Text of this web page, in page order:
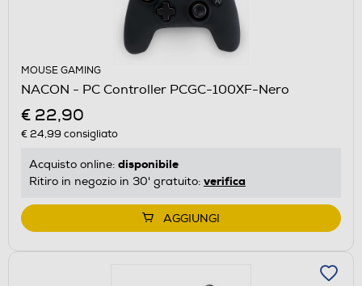
MOUSE GAMING
NACON - PC Controller PCGC-100XF-Nero
€ 22,90
€ 24,99 consigliato
Acquisto online: disponibile
Ritiro in negozio in 30' gratuito: verifica
AGGIUNGI